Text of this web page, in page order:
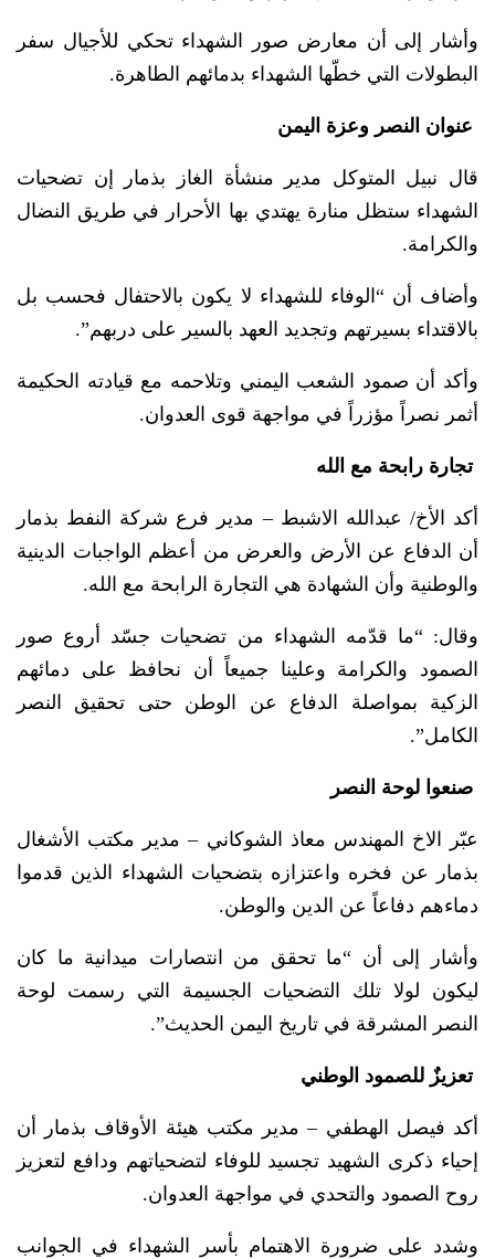
وأشار إلى أن معارض صور الشهداء تحكي للأجيال سفر
البطولات التي خطّها الشهداء بدمائهم الطاهرة.
عنوان النصر وعزة اليمن
قال نبيل المتوكل مدير منشأة الغاز بذمار إن تضحيات
الشهداء ستظل منارة يهتدي بها الأحرار في طريق النضال
والكرامة.
وأضاف أن “الوفاء للشهداء لا يكون بالاحتفال فحسب بل
بالاقتداء بسيرتهم وتجديد العهد بالسير على دربهم”.
وأكد أن صمود الشعب اليمني وتلاحمه مع قيادته الحكيمة
أثمر نصراً مؤزراً في مواجهة قوى العدوان.
تجارة رابحة مع الله
أكد الأخ/ عبدالله الاشبط – مدير فرع شركة النفط بذمار
أن الدفاع عن الأرض والعرض من أعظم الواجبات الدينية
والوطنية وأن الشهادة هي التجارة الرابحة مع الله.
وقال: “ما قدّمه الشهداء من تضحيات جسّد أروع صور
الصمود والكرامة وعلينا جميعاً أن نحافظ على دمائهم
الزكية بمواصلة الدفاع عن الوطن حتى تحقيق النصر
الكامل”.
صنعوا لوحة النصر
عبّر الاخ المهندس معاذ الشوكاني – مدير مكتب الأشغال
بذمار عن فخره واعتزازه بتضحيات الشهداء الذين قدموا
دماءهم دفاعاً عن الدين والوطن.
وأشار إلى أن “ما تحقق من انتصارات ميدانية ما كان
ليكون لولا تلك التضحيات الجسيمة التي رسمت لوحة
النصر المشرقة في تاريخ اليمن الحديث”.
تعزيزٌ للصمود الوطني
أكد فيصل الهطفي – مدير مكتب هيئة الأوقاف بذمار أن
إحياء ذكرى الشهيد تجسيد للوفاء لتضحياتهم ودافع لتعزيز
روح الصمود والتحدي في مواجهة العدوان.
وشدد على ضرورة الاهتمام بأسر الشهداء في الجوانب